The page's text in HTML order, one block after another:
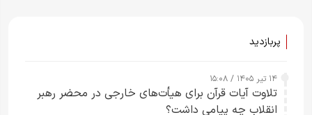
پربازدید
۱۴ تیر ۱۴۰۵ / ۱۵:۰۸
تلاوت آیات قرآن برای هیأت‌های خارجی در محضر رهبر
انقلاب چه پیامی داشت؟